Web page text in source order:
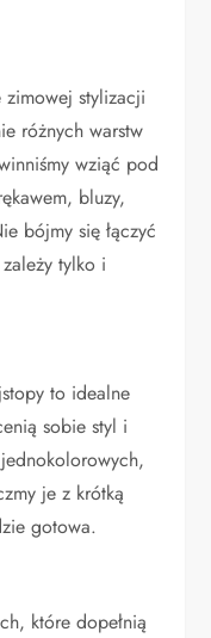
zimowej stylizacji
różnych warstw
wziąć pod
bluzy,
bójmy się łączyć
tylko i
to idealne
sobie styl i
je z krótką
gotowa.
które dopełnią